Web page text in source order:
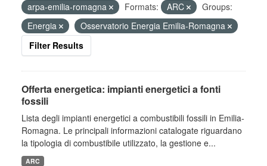
arpa-emilia-romagna
Formats: ARC
Groups:
Energia
Osservatorio Energia Emilia-Romagna
Filter Results
Offerta energetica: impianti energetici a fonti
fossili
Lista degli impianti energetici a combustibili fossili in Emilia-
Romagna. Le principali informazioni catalogate riguardano
la tipologia di combustibile utilizzato, la gestione e...
ARC